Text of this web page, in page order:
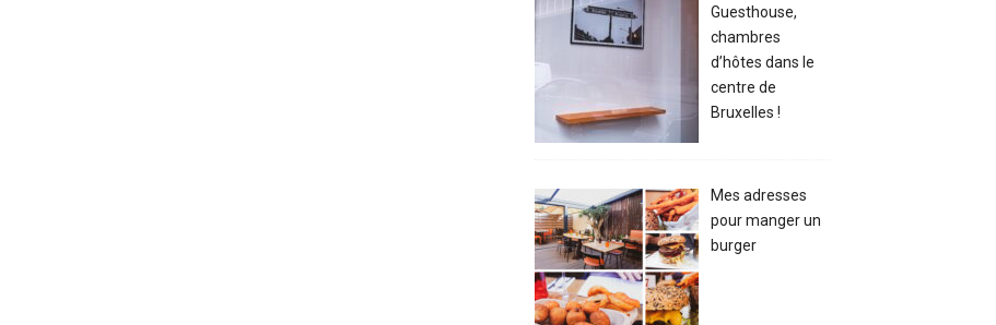
Guesthouse,
chambres
d’hôtes dans le
centre de
Bruxelles !
Mes adresses
pour manger un
burger